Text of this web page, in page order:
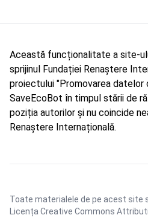
Această funcționalitate a site-
sprijinul Fundației Renaștere
proiectului "Promovarea datelor
SaveEcoBot în timpul stării de
poziția autorilor și nu coincide
Renaștere Internațională.
Toate materialele de pe acest site
Licența Creative Commons